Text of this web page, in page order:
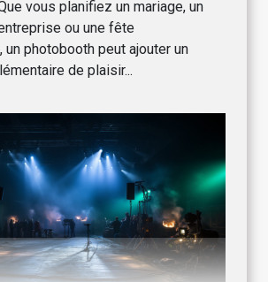
vous planifiez un mariage, un
ou une fête
un photobooth peut ajouter un
de plaisir...